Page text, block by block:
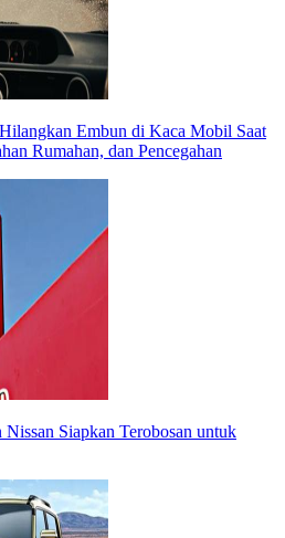
Embun di Kaca Mobil Saat
Rumahan, dan Pencegahan
Nissan Siapkan Terobosan untuk